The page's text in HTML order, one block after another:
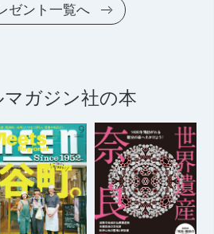
ゼント一覧へ
マガジン社の本